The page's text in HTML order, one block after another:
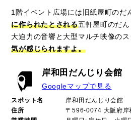
1階イベント広場には旧紙屋町のだ
に作られたとされる五軒屋町のだん
大迫力の音響と大型マルチ映像の
気が感じられますよ。
岸和田だんじり会館
Googleマップで見る
スポット名
岸和田だんじり会館
住所
〒596-0074 大阪府岸